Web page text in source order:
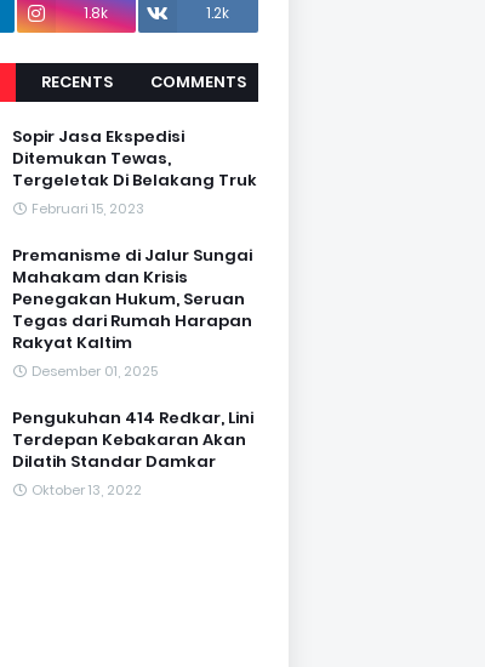
1.8k 1.2k
RECENTS COMMENTS
Sopir Jasa Ekspedisi
Ditemukan Tewas,
Tergeletak Di Belakang Truk
Februari 15, 2023
Premanisme di Jalur Sungai
Mahakam dan Krisis
Penegakan Hukum, Seruan
Tegas dari Rumah Harapan
Rakyat Kaltim
Desember 01, 2025
Pengukuhan 414 Redkar, Lini
Terdepan Kebakaran Akan
Dilatih Standar Damkar
Oktober 13, 2022